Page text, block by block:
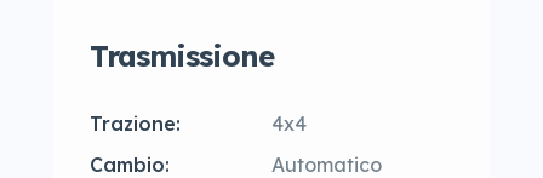
Trasmissione
Trazione:
4x4
Cambio:
Automatico